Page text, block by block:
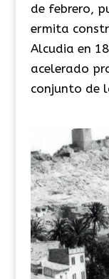
de febrero,
ermita
Alcudia en
acelerado
conjunto de